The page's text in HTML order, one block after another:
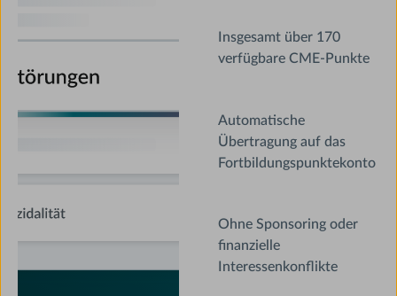
Insgesamt über 170
verfügbare CME-Punkte
Automatische
Übertragung auf das
Fortbildungspunktekonto
Ohne Sponsoring oder
finanzielle
Interessenkonflikte